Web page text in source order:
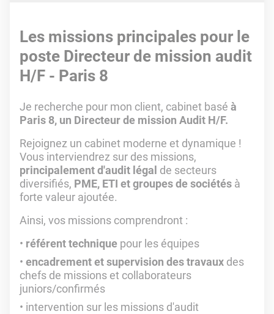
Les missions principales pour le
poste Directeur de mission audit
H/F - Paris 8
Je recherche pour mon client, cabinet basé à
Paris 8, un Directeur de mission Audit H/F.
Rejoignez un cabinet moderne et dynamique !
Vous interviendrez sur des missions,
principalement d'audit légal de secteurs
diversifiés, PME, ETI et groupes de sociétés à
forte valeur ajoutée.
Ainsi, vos missions comprendront :
référent technique pour les équipes
encadrement et supervision des travaux des
chefs de missions et collaborateurs
juniors/confirmés
intervention sur les missions d'audit